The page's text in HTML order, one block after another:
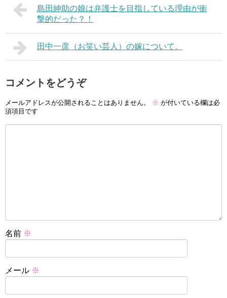
島田紳助の娘は弁護士を目指している理由が衝
撃的だった？！
田中一彦（お笑い芸人）の嫁について。
コメントをどうぞ
メールアドレスが公開されることはありません。 ※ が付いている欄は必
須項目です
名前 ※
メール ※